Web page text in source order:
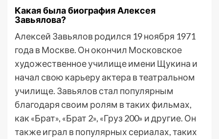
Какая была биография Алексея
Завьялова?
Алексей Завьялов родился 19 ноября 1971
года в Москве. Он окончил Московское
художественное училище имени Щукина и
начал свою карьеру актера в театральном
училище. Завьялов стал популярным
благодаря своим ролям в таких фильмах,
как «Брат», «Брат 2», «Груз 200» и другие. Он
также играл в популярных сериалах, таких